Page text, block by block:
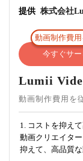
提供 株式会社
動画制作費
今すぐサ
Lumii
動画制作費用を
1. コストを抑え
動画クリエイタ
抑えて、高品質